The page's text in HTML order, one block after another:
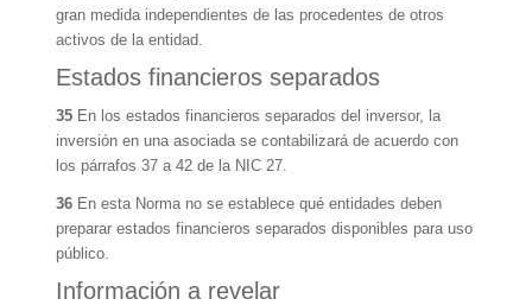
gran medida independientes de las procedentes de otros
activos de la entidad.
Estados financieros separados
35 En los estados financieros separados del inversor, la
inversión en una asociada se contabilizará de acuerdo con
los párrafos 37 a 42 de la NIC 27.
36 En esta Norma no se establece qué entidades deben
preparar estados financieros separados disponibles para uso
público.
Información a revelar